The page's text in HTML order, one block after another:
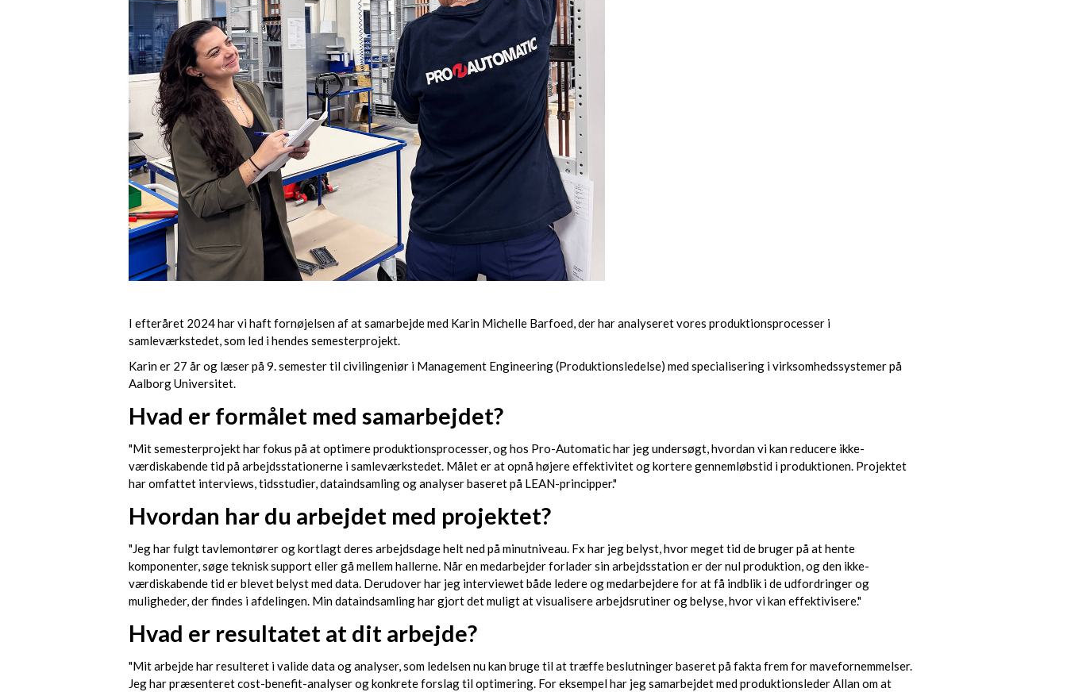
I efteråret 2024 har vi haft fornøjelsen af at samarbejde med Karin Michelle Barfoed, der har analyseret vores produktionsprocesser i
samleværkstedet, som led i hendes semesterprojekt.
Karin er 27 år og læser på 9. semester til civilingeniør i Management Engineering (Produktionsledelse) med specialisering i virksomhedssystemer på
Aalborg Universitet.
Hvad er formålet med samarbejdet?
"Mit semesterprojekt har fokus på at optimere produktionsprocesser, og hos Pro-Automatic har jeg undersøgt, hvordan vi kan reducere ikke-
værdiskabende tid på arbejdsstationerne i samleværkstedet. Målet er at opnå højere effektivitet og kortere gennemløbstid i produktionen. Projektet
har omfattet interviews, tidsstudier, dataindsamling og analyser baseret på LEAN-principper."
Hvordan har du arbejdet med projektet?
"Jeg har fulgt tavlemontører og kortlagt deres arbejdsdage helt ned på minutniveau. Fx har jeg belyst, hvor meget tid de bruger på at hente
komponenter, søge teknisk support eller gå mellem hallerne. Når en medarbejder forlader sin arbejdsstation er der nul produktion, og den ikke-
værdiskabende tid er blevet belyst med data. Derudover har jeg interviewet både ledere og medarbejdere for at få indblik i de udfordringer og
muligheder, der findes i afdelingen. Min dataindsamling har gjort det muligt at visualisere arbejdsrutiner og belyse, hvor vi kan effektivisere."
Hvad er resultatet at dit arbejde?
"Mit arbejde har resulteret i valide data og analyser, som ledelsen nu kan bruge til at træffe beslutninger baseret på fakta frem for mavefornemmelser.
Jeg har præsenteret cost-benefit-analyser og konkrete forslag til optimering. For eksempel har jeg samarbejdet med produktionsleder Allan om at